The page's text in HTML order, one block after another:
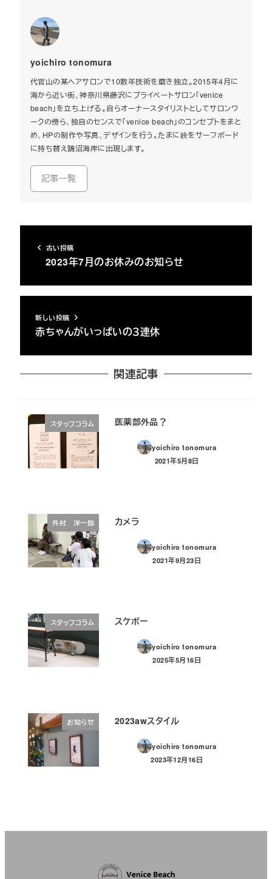
yoichiro tonomura
代官山の某ヘアサロンで10数年技術を磨き独立。2015年4月に
海から近い街、神奈川県藤沢にプライベートサロン「venice
beach」を立ち上げる。自らオーナースタイリストとしてサロンワ
ークの傍ら、独自のセンスで「venice beach」のコンセプトをまと
め、HPの制作や写真、デザインを行う。たまに鋏をサーフボード
に持ち替え鵠沼海岸に出現します。
記事一覧
古い投稿
2023年7月のお休みのお知らせ
新しい投稿
赤ちゃんがいっぱいの３連休
関連記事
スタッフコラム 医薬部外品？
yoichiro tonomura
投稿日
2021年5月8日
外村 洋一郎 カメラ
yoichiro tonomura
投稿日
2021年9月23日
スタッフコラム スケボー
yoichiro tonomura
投稿日
2025年5月16日
お知らせ 2023awスタイル
yoichiro tonomura
投稿日
2023年12月16日